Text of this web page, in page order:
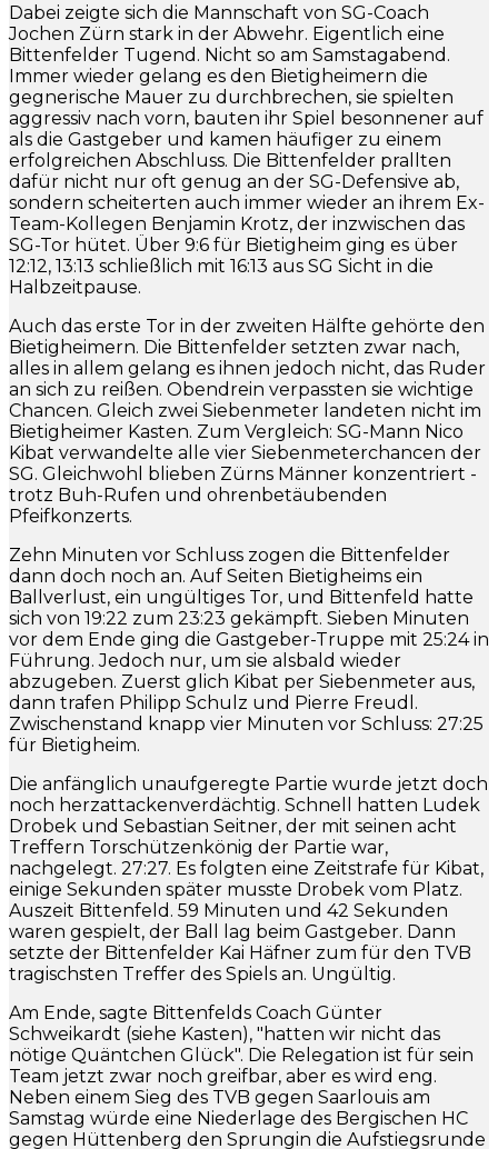
Dabei zeigte sich die Mannschaft von SG-Coach
Jochen Zürn stark in der Abwehr. Eigentlich eine
Bittenfelder Tugend. Nicht so am Samstagabend.
Immer wieder gelang es den Bietigheimern die
gegnerische Mauer zu durchbrechen, sie spielten
aggressiv nach vorn, bauten ihr Spiel besonnener auf
als die Gastgeber und kamen häufiger zu einem
erfolgreichen Abschluss. Die Bittenfelder prallten
dafür nicht nur oft genug an der SG-Defensive ab,
sondern scheiterten auch immer wieder an ihrem Ex-
Team-Kollegen Benjamin Krotz, der inzwischen das
SG-Tor hütet. Über 9:6 für Bietigheim ging es über
12:12, 13:13 schließlich mit 16:13 aus SG Sicht in die
Halbzeitpause.
Auch das erste Tor in der zweiten Hälfte gehörte den
Bietigheimern. Die Bittenfelder setzten zwar nach,
alles in allem gelang es ihnen jedoch nicht, das Ruder
an sich zu reißen. Obendrein verpassten sie wichtige
Chancen. Gleich zwei Siebenmeter landeten nicht im
Bietigheimer Kasten. Zum Vergleich: SG-Mann Nico
Kibat verwandelte alle vier Siebenmeterchancen der
SG. Gleichwohl blieben Zürns Männer konzentriert -
trotz Buh-Rufen und ohrenbetäubenden
Pfeifkonzerts.
Zehn Minuten vor Schluss zogen die Bittenfelder
dann doch noch an. Auf Seiten Bietigheims ein
Ballverlust, ein ungültiges Tor, und Bittenfeld hatte
sich von 19:22 zum 23:23 gekämpft. Sieben Minuten
vor dem Ende ging die Gastgeber-Truppe mit 25:24 in
Führung. Jedoch nur, um sie alsbald wieder
abzugeben. Zuerst glich Kibat per Siebenmeter aus,
dann trafen Philipp Schulz und Pierre Freudl.
Zwischenstand knapp vier Minuten vor Schluss: 27:25
für Bietigheim.
Die anfänglich unaufgeregte Partie wurde jetzt doch
noch herzattackenverdächtig. Schnell hatten Ludek
Drobek und Sebastian Seitner, der mit seinen acht
Treffern Torschützenkönig der Partie war,
nachgelegt. 27:27. Es folgten eine Zeitstrafe für Kibat,
einige Sekunden später musste Drobek vom Platz.
Auszeit Bittenfeld. 59 Minuten und 42 Sekunden
waren gespielt, der Ball lag beim Gastgeber. Dann
setzte der Bittenfelder Kai Häfner zum für den TVB
tragischsten Treffer des Spiels an. Ungültig.
Am Ende, sagte Bittenfelds Coach Günter
Schweikardt (siehe Kasten), "hatten wir nicht das
nötige Quäntchen Glück". Die Relegation ist für sein
Team jetzt zwar noch greifbar, aber es wird eng.
Neben einem Sieg des TVB gegen Saarlouis am
Samstag würde eine Niederlage des Bergischen HC
gegen Hüttenberg den Sprungin die Aufstiegsrunde